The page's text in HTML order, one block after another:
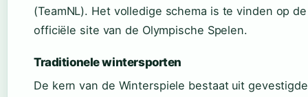
(TeamNL). Het volledige schema is te vinden op de
officiële site van de Olympische Spelen.
Traditionele wintersporten
De kern van de Winterspiele bestaat uit gevestigde